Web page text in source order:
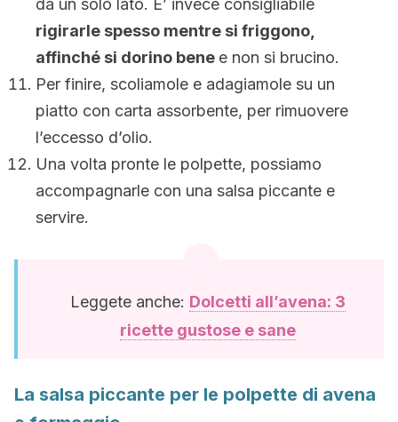
da un solo lato. E’ invece consigliabile
rigirarle spesso mentre si friggono,
affinché si dorino bene e non si brucino.
Per finire, scoliamole e adagiamole su un
piatto con carta assorbente, per rimuovere
l’eccesso d’olio.
Una volta pronte le polpette, possiamo
accompagnarle con una salsa piccante e
servire.
Leggete anche: Dolcetti all’avena: 3
ricette gustose e sane
La salsa piccante per le polpette di avena